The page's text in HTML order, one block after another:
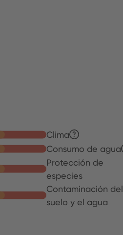
Clima
Consumo de agua
Protección de
especies
Contaminación del
suelo y el agua